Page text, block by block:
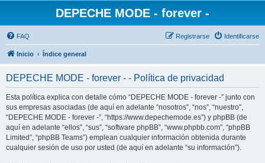
DEPECHE MODE - forever -
FAQ Identificarse
Registrarse
Inicio Índice general
DEPECHE MODE - forever - - Política de privacidad
Esta política explica con detalle cómo “DEPECHE MODE - forever -” junto con
sus empresas asociadas (de aquí en adelante “nosotros”, “nos”, “nuestro”,
“DEPECHE MODE - forever -”, “https://www.depechemode.es”) y phpBB (de
aquí en adelante “ellos”, “sus”, “software phpBB”, “www.phpbb.com”, “phpBB
Limited”, “phpBB Teams”) emplean cualquier información obtenida durante
cualquier sesión de uso por usted (de aquí en adelante “su información”).